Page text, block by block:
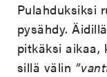
Pulahduksiksi
pysähdy.
pitkäksi aikaa,
sillä välin